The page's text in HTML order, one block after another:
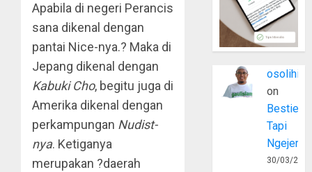
Apabila di negeri Perancis
sana dikenal dengan
pantai Nice-nya.? Maka di
Jepang dikenal dengan
Kabuki Cho, begitu juga di
Amerika dikenal dengan
perkampungan Nudist-
nya. Ketiganya
merupakan ?daerah
osolihin
on
Bestie
Tapi
30/03/